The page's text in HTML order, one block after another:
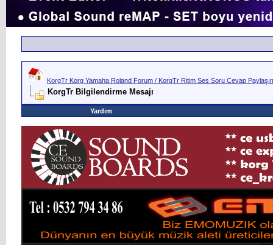
KorgTr Korg Yamaha Roland Forum / KorgTr Ritim Ses Soru Cevap
KorgTr Bilgilendirme Mesajı
Yardım